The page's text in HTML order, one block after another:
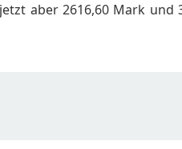
aber 2616,60 Mark